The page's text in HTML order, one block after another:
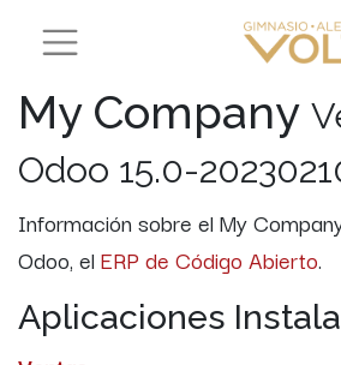
My Company
Odoo 15.0-
Información sobre el My
Odoo, el ERP de Código Abierto.
Aplicaciones